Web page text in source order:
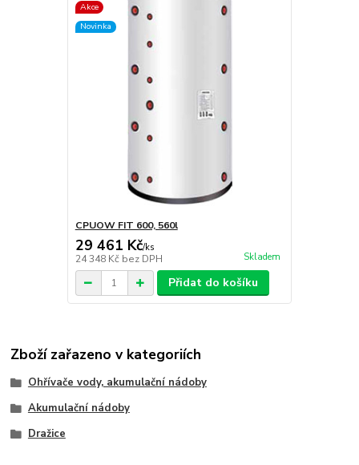
Akce
Novinka
CPUOW FIT 600, 560l
29 461 Kč/ks
24 348 Kč bez DPH Skladem
Přidat do košíku
Zboží zařazeno v kategoriích
Ohřívače vody, akumulační nádoby
Akumulační nádoby
Dražice